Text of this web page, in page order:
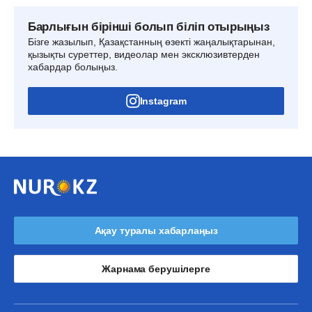
Барлығын бірінші болып біліп отырыңыз
Бізге жазылып, Қазақстанның өзекті жаңалықтарынан,
қызықты суреттер, видеолар мен эксклюзивтерден
хабардар болыңыз.
Instagram
Ақау туралы хабарлаңыз
Жарнама берушілерге